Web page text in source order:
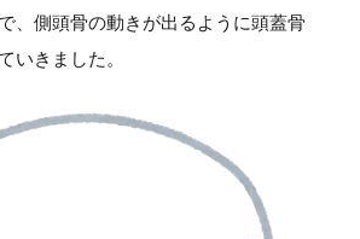
、側頭骨の動きが出るように頭蓋骨
いきました。